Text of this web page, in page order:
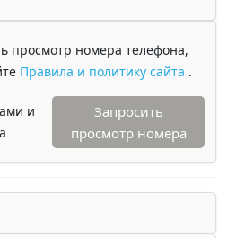
просмотр номера телефона,
Правила и политику сайта .
и
Запросить
просмотр номера